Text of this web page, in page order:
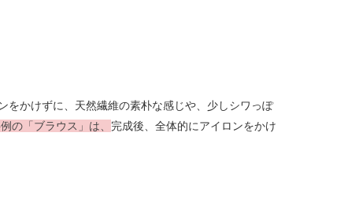
をかけずに、天然繊維の素朴な感じや、少しシワっぽ
の「ブラウス」は、 完成後、全体的にアイロンをかけ